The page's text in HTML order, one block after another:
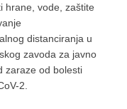
hrane, vode, zaštite
distanciranja u
zavoda za javno
zaraze od bolesti
2.